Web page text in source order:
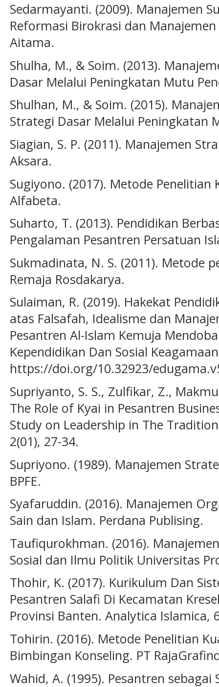
Sedarmayanti. (2009). Manajemen
Reformasi Birokrasi dan
Aitama.
Shulha, M., & Soim. (2013).
Dasar Melalui Peningkatan Mutu
Shulhan, M., & Soim. (2015).
Strategi Dasar Melalui Peningkatan
Siagian, S. P. (2011). Manajemen
Aksara.
Sugiyono. (2017). Metode
Alfabeta.
Suharto, T. (2013). Pendidikan
Pengalaman Pesantren Persatuan
Sukmadinata, N. S. (2011). Metode
Remaja Rosdakarya.
Sulaiman, R. (2019). Hakekat
atas Falsafah, Idealisme dan
Pesantren Al-Islam Kemuja
Kependidikan Dan Sosial
https://doi.org/10.32923/
Supriyanto, S. S., Zulfikar, Z.,
The Role of Kyai in Pesantren
Study on Leadership in The
2(01), 27-34.
Supriyono. (1989). Manajemen
BPFE.
Syafaruddin. (2016). Manajemen
Sain dan Islam. Perdana Publising.
Taufiqurokhman. (2016).
Sosial dan Ilmu Politik Universitas
Thohir, K. (2017). Kurikulum Dan
Pesantren Salafi Di Kecamatan
Provinsi Banten. Analytica Islamica,
Tohirin. (2016). Metode Penelitian
Bimbingan Konseling. PT
Wahid, A. (1995). Pesantren sebagai